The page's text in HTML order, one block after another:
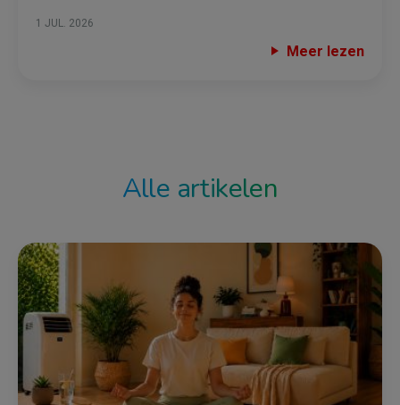
1 JUL. 2026
Meer lezen
Alle artikelen